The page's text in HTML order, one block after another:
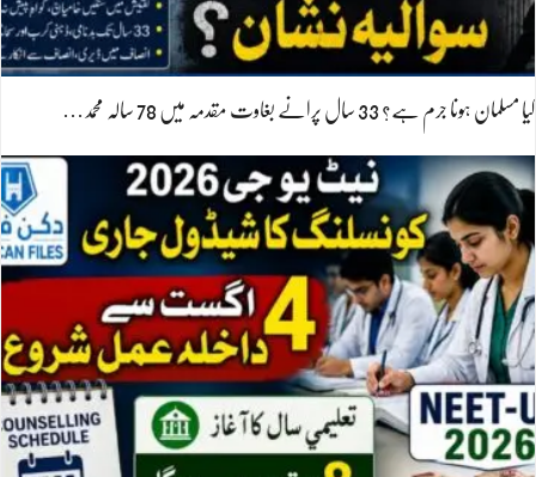
کیا مسلمان ہونا جرم ہے؟ 33 سال پرانے بغاوت مقدمہ میں 78 سالہ محمد…